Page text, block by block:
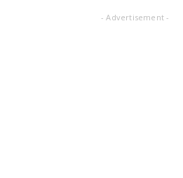
- Advertisement -